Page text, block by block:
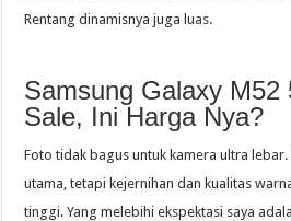
Rentang dinamisnya juga luas.
Samsung Galaxy M52
Sale, Ini Harga Nya?
Foto tidak bagus untuk kamera ultra
utama, tetapi kejernihan dan kualitas
tinggi. Yang melebihi ekspektasi saya